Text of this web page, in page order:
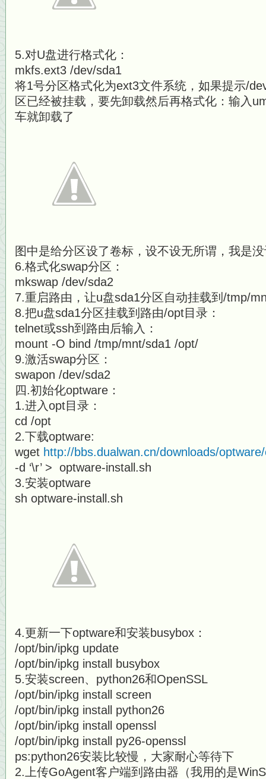
5.对U盘进行格式化：
mkfs.ext3 /dev/sda1
将1号分区格式化为ext3文件系统，如果提示/
区已经被挂载，要先卸载然后再格式化：输入
车就卸载了
图中是给分区设了卷标，设不设无所谓，我是
6.格式化swap分区：
mkswap /dev/sda2
7.重启路由，让u盘sda1分区自动挂载到/tmp/
8.把u盘sda1分区挂载到路由/opt目录：
telnet或ssh到路由后输入：
mount -O bind /tmp/mnt/sda1 /opt/
9.激活swap分区：
swapon /dev/sda2
四.初始化optware：
1.进入opt目录：
cd /opt
2.下载optware:
wget http://bbs.dualwan.cn/downloads/
-d ‘\r’ > optware-install.sh
3.安装optware
sh optware-install.sh
4.更新一下optware和安装busybox：
/opt/bin/ipkg update
/opt/bin/ipkg install busybox
5.安装screen、python26和OpenSSL
/opt/bin/ipkg install screen
/opt/bin/ipkg install python26
/opt/bin/ipkg install openssl
/opt/bin/ipkg install py26-openssl
ps:python26安装比较慢，大家耐心等待下
2.上传GoAgent客户端到路由器（我用的是